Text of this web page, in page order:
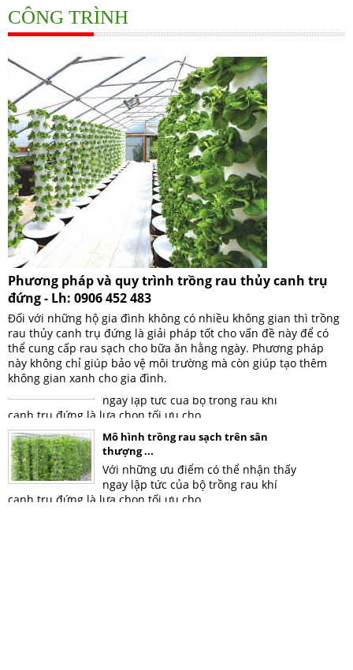
CÔNG TRÌNH
Phương pháp và quy trình trồng rau thủy canh trụ
đứng - Lh: 0906 452 483
Đối với những hộ gia đình không có nhiều không gian thì trồng
rau thủy canh trụ đứng là giải pháp tốt cho vấn đề này để có
thể cung cấp rau sạch cho bữa ăn hằng ngày. Phương pháp
này không chỉ giúp bảo vệ môi trường mà còn giúp tạo thêm
không gian xanh cho gia đình.
Mô hình trồng rau sạch trên sân
thượng ...
Với những ưu điểm có thể nhận thấy
ngay lập tức của bộ trồng rau khí
canh trụ đứng là lựa chọn tối ưu cho ...
Mô hình trồng rau sạch trên sân
thượng ...
Với những ưu điểm có thể nhận thấy
ngay lập tức của bộ trồng rau khí
canh trụ đứng là lựa chọn tối ưu cho ...